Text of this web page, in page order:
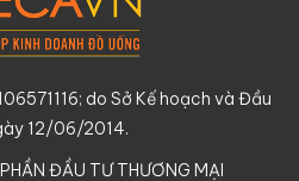
do Sở Kế hoạch và Đầu
12/06/2014.
ĐẦU TƯ THƯƠNG MẠI